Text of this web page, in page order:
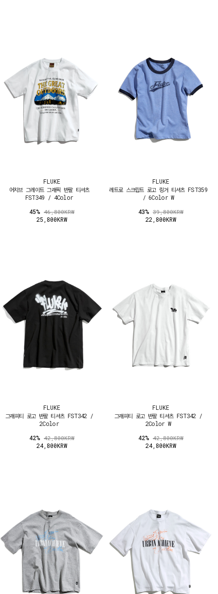
FLUKE
어치브 그레이트 그래픽 반팔 티셔츠
FST349 / 4Color
45% 46,800KRW
25,800KRW
FLUKE
레트로 스크립트 로고 링거 티셔츠 FST359
/ 6Color W
43% 39,800KRW
22,800KRW
FLUKE
그래피티 로고 반팔 티셔츠 FST342 /
2Color
42% 42,800KRW
24,800KRW
FLUKE
그래피티 로고 반팔 티셔츠 FST342 /
2Color W
42% 42,800KRW
24,800KRW